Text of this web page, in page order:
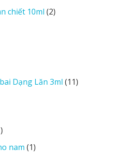
chiết 10ml 22
Dạng Lăn 3ml 1111
1
phẩm
nam 11